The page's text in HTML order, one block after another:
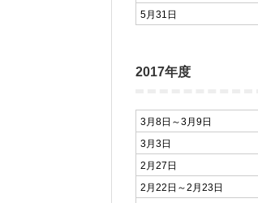
5月31日
2017年度
3月8日～3月9日
3月3日
2月27日
2月22日～2月23日